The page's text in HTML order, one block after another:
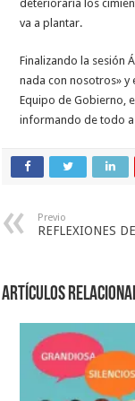
deterioraría los
va a plantar.
Finalizando la sesión
nada con nosotros»
Equipo de Gobierno,
informando de todo a
Previo
REFLEXIONES
Artículos